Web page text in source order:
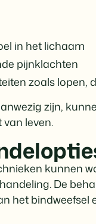
in het lichaam
pijnklachten
zoals lopen,
zijn,
leven.
kunnen
De
het bindweefsel